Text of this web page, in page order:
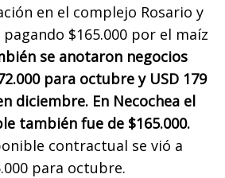
en el complejo Rosario y
$165.000 por el maíz
se anotaron negocios
para octubre y USD 179
diciembre. En Necochea el
también fue de $165.000.
contractual se vió a
para octubre.